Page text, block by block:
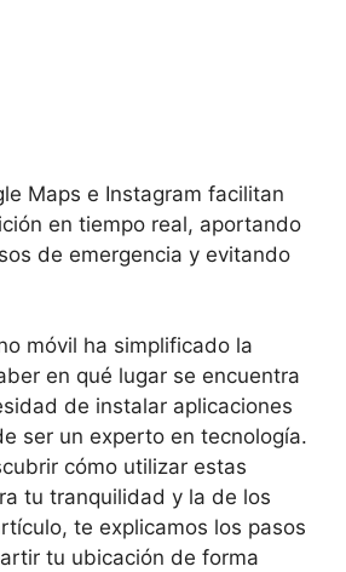
Maps e Instagram facilitan
en tiempo real, aportando
de emergencia y evitando
móvil ha simplificado la
en qué lugar se encuentra
de instalar aplicaciones
ser un experto en tecnología.
cómo utilizar estas
tu tranquilidad y la de los
te explicamos los pasos
tu ubicación de forma